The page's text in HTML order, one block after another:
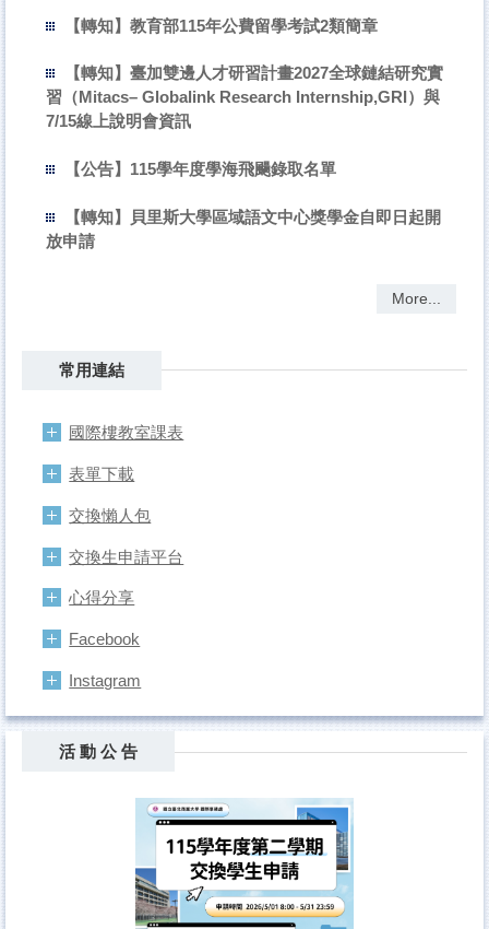
【轉知】教育部115年公費留學考試2類簡章
【轉知】臺加雙邊人才研習計畫2027全球鏈結研究實
習（Mitacs– Globalink Research Internship,GRI）與
7/15線上說明會資訊
【公告】115學年度學海飛颺錄取名單
【轉知】貝里斯大學區域語文中心獎學金自即日起開
放申請
More...
常用連結
國際樓教室課表
表單下載
交換懶人包
交換生申請平台
心得分享
Facebook
Instagram
活 動 公 告